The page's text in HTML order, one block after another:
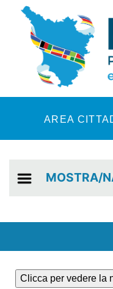
Skip to main content
AREA
MOSTRA/
Clicca per vedere la